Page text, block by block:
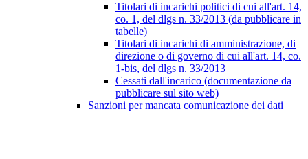
Titolari di incarichi politici di cui all'art. 14,
co. 1, del dlgs n. 33/2013 (da pubblicare in
tabelle)
Titolari di incarichi di amministrazione, di
direzione o di governo di cui all'art. 14, co.
1-bis, del dlgs n. 33/2013
Cessati dall'incarico (documentazione da
pubblicare sul sito web)
Sanzioni per mancata comunicazione dei dati